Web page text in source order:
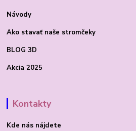
Návody
Ako stavať naše stromčeky
BLOG 3D
Akcia 2025
Kontakty
Kde nás nájdete